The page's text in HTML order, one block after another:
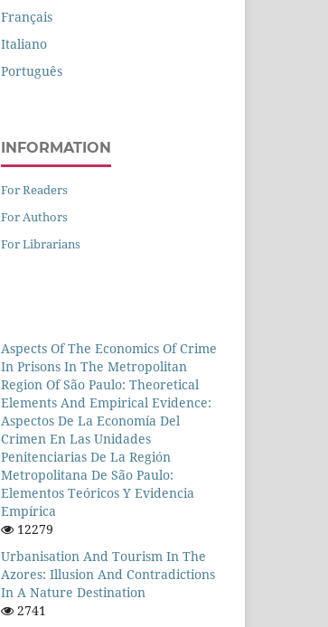
Français
Italiano
Português
INFORMATION
For Readers
For Authors
For Librarians
Aspects Of The Economics Of Crime
In Prisons In The Metropolitan
Region Of São Paulo: Theoretical
Elements And Empirical Evidence:
Aspectos De La Economía Del
Crimen En Las Unidades
Penitenciarias De La Región
Metropolitana De São Paulo:
Elementos Teóricos Y Evidencia
Empírica
12279
Urbanisation And Tourism In The
Azores: Illusion And Contradictions
In A Nature Destination
2741